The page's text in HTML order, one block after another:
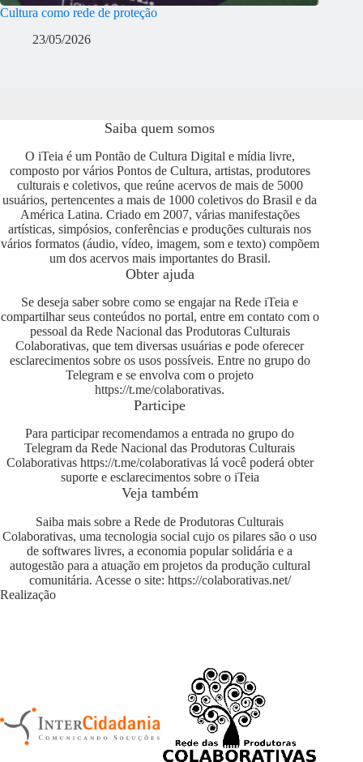
Cultura como rede de proteção
23/05/2026
Saiba quem somos
O iTeia é um Pontão de Cultura Digital e mídia livre,
composto por vários Pontos de Cultura, artistas, produtores
culturais e coletivos, que reúne acervos de mais de 5000
usuários, pertencentes a mais de 1000 coletivos do Brasil e da
América Latina. Criado em 2007, várias manifestações
artísticas, simpósios, conferências e produções culturais nos
vários formatos (áudio, vídeo, imagem, som e texto) compõem
um dos acervos mais importantes do Brasil.
Obter ajuda
Se deseja saber sobre como se engajar na Rede iTeia e
compartilhar seus conteúdos no portal, entre em contato com o
pessoal da Rede Nacional das Produtoras Culturais
Colaborativas, que tem diversas usuárias e pode oferecer
esclarecimentos sobre os usos possíveis. Entre no grupo do
Telegram e se envolva com o projeto
https://t.me/colaborativas.
Participe
Para participar recomendamos a entrada no grupo do
Telegram da Rede Nacional das Produtoras Culturais
Colaborativas https://t.me/colaborativaslá você poderá obter
suporte e esclarecimentos sobre o iTeia
Veja também
Saiba mais sobre a Rede de Produtoras Culturais
Colaborativas, uma tecnologia social cujo os pilares são o uso
de softwares livres, a economia popular solidária e a
autogestão para a atuação em projetos da produção cultural
comunitária. Acesse o site: https://colaborativas.net/
Realização